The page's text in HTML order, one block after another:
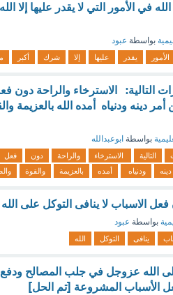
في الأمور التي لا يقدر عليها إلا
بواسطة عبود
الأمور يقدر عليها إلا شرك أكبر
التالية: الاسترخاء والراحة دون
أمر دينه ودنياه أمده الله بالعزيمة
بواسطة ابوعبدالله
التالية الاسترخاء والراحة دون فعل
دينه ودنياه أمده بالعزيمة والقوة
الاسباب لا ينافى التوكل على
بواسطة عبود
ينافى التوكل الله
الله عزوجل في جلب المصالح ودفع
الأسباب المشروعة [تم الحل]